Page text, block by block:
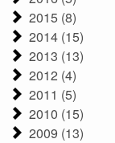
2015 (8)
2014 (15)
2013 (13)
2012 (4)
2011 (5)
2010 (15)
2009 (13)